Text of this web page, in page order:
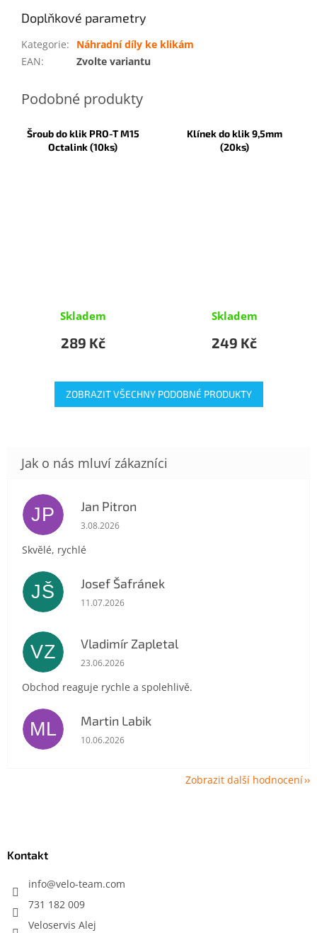
Doplňkové parametry
Kategorie:
Náhradní díly ke klikám
EAN: Zvolte variantu
Šroub do klik PRO-T M15
Octalink (10ks)
Skladem
289 Kč
Klínek do klik 9,5mm
(20ks)
Skladem
249 Kč
ZOBRAZIT VŠECHNY PODOBNÉ PRODUKTY
JP Jan Pitron
Hodnocení obchodu je 5 z 5 hvězdiček.
3.08.2026
Skvělé, rychlé
JŠ Josef Šafránek
Hodnocení obchodu je 5 z 5 hvězdiček.
11.07.2026
VZ Vladimír Zapletal
Hodnocení obchodu je 5 z 5 hvězdiček.
23.06.2026
Obchod reaguje rychle a spolehlivě.
ML Martin Labik
Hodnocení obchodu je 5 z 5 hvězdiček.
10.06.2026
Zobrazit další hodnocení
Kontakt
info@velo-team.com
731 182 009
Veloservis Alej